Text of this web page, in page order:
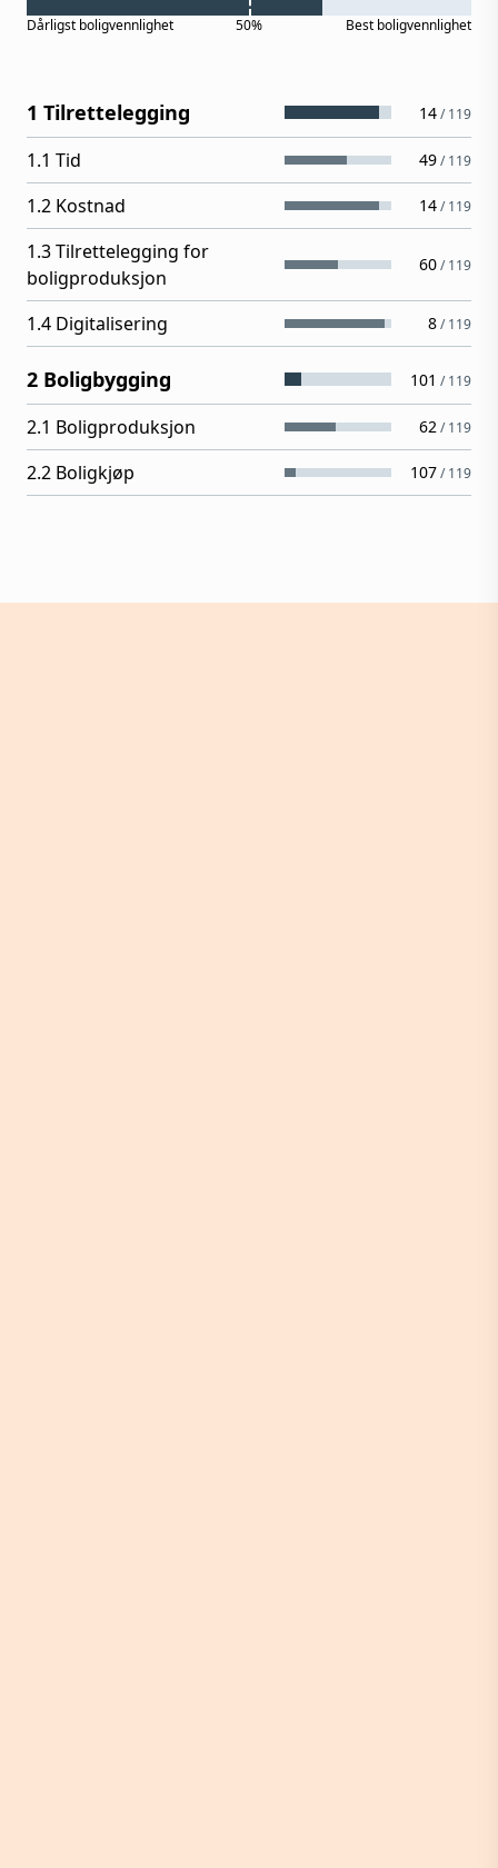
Dårligst boligvennlighet 50% Best boligvennlighet
1 Tilrettelegging 14/119
1.1 Tid 49/119
1.2 Kostnad 14/119
1.3 Tilrettelegging for
boligproduksjon
60/119
1.4 Digitalisering 8/119
2 Boligbygging 101 /119
2.1 Boligproduksjon 62/119
2.2 Boligkjøp 107/119